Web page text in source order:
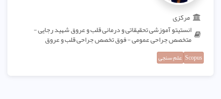
مرکزی
انستیتو آموزشی تحقیقاتی و درمانی قلب و عروق شهید رجایی -
متخصص جراحی عمومی - فوق تخصص جراحی قلب و عروق
Scopus علم سنجی